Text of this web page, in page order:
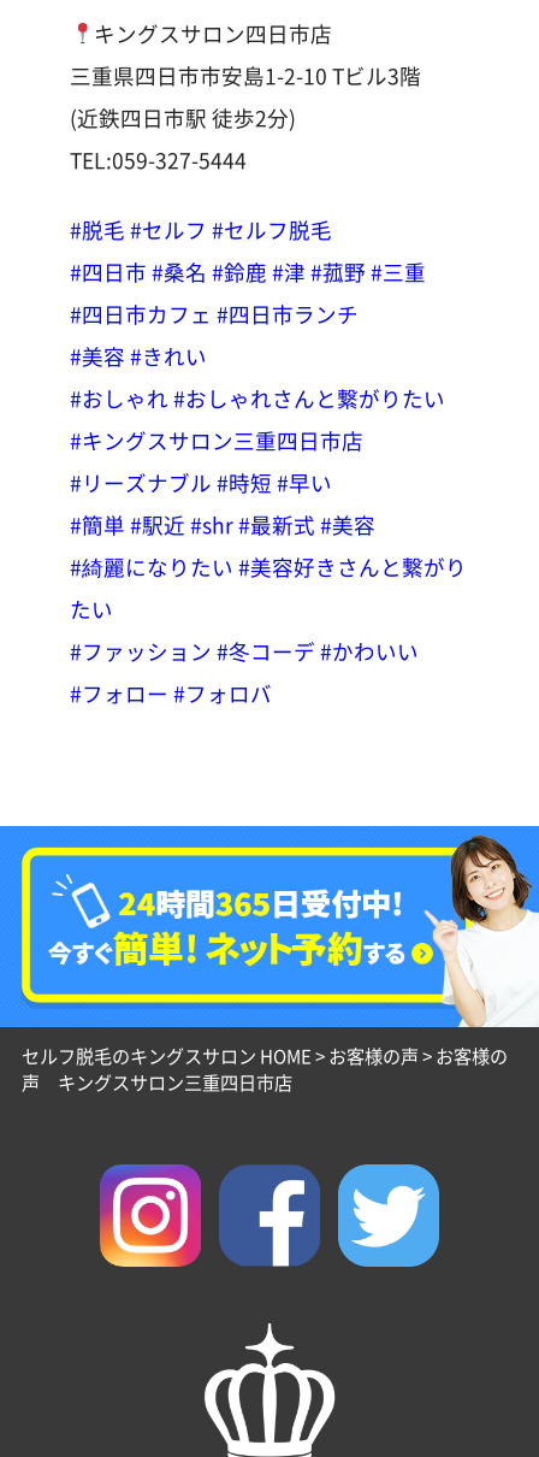
キングスサロン四日市店
三重県四日市市安島1-2-10 Tビル3階
(近鉄四日市駅 徒歩2分)
TEL:059-327-5444
#脱毛 #セルフ #セルフ脱毛
#四日市 #桑名 #鈴鹿 #津 #菰野 #三重
#四日市カフェ #四日市ランチ
#美容 #きれい
#おしゃれ #おしゃれさんと繋がりたい
#キングスサロン三重四日市店
#リーズナブル #時短 #早い
#簡単 #駅近 #shr#最新式 #美容
#綺麗になりたい #美容好きさんと繋がり
たい
#ファッション #冬コーデ #かわいい
#フォロー #フォロバ
セルフ脱毛のキングスサロン HOME>お客様の声>お客様の
声 キングスサロン三重四日市店